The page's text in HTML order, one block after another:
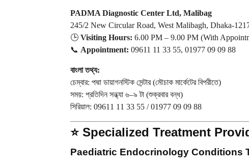
PADMA Diagnostic Center Ltd, Malibag
245/2 New Circular Road, West Malibagh, Dhaka-
🕒 Visiting Hours: 6.00 PM – 9.00 PM (With
📞 Appointment: 09611 11 33 55, 01977 09 09 88
বাংলা তথ্য:
চেম্বার: পদ্মা ডায়াগনস্টিক সেন্টার (মৌচাক মার্কেটের বিপরীতে)
সময়: প্রতিদিন সন্ধ্যা ৬–৯ টা (শুক্রবার বন্ধ)
সিরিয়াল: 09611 11 33 55 / 01977 09 09 88
⭐ Specialized Treatment
Paediatric Endocrinology Conditions